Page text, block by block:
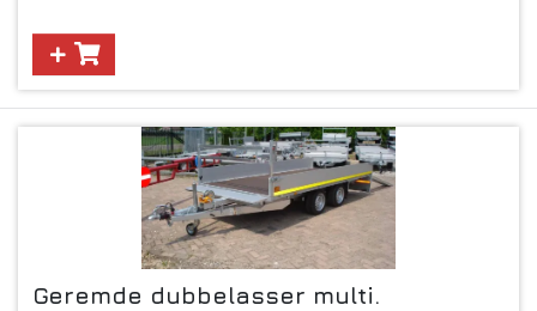
Geremde dubbelasser multi.